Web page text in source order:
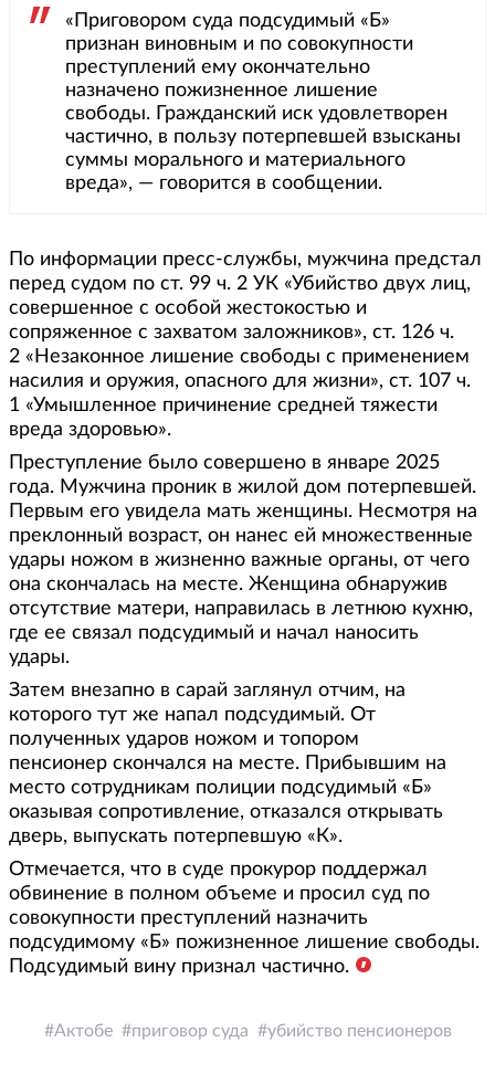
«Приговором суда подсудимый «Б»
признан виновным и по совокупности
преступлений ему окончательно
назначено пожизненное лишение
свободы. Гражданский иск удовлетворен
частично, в пользу потерпевшей взысканы
суммы морального и материального
вреда», — говорится в сообщении.
По информации пресс-службы, мужчина предстал
перед судом по ст. 99 ч. 2 УК «Убийство двух лиц,
совершенное с особой жестокостью и
сопряженное c захватом заложников», ст. 126 ч.
2 «Незаконное лишение свободы с применением
насилия и оружия, опасного для жизни», ст. 107 ч.
1 «Умышленное причинение средней тяжести
вреда здоровью».
Преступление было совершено в январе 2025
года. Мужчина проник в жилой дом потерпевшей.
Первым его увидела мать женщины. Несмотря на
преклонный возраст, он нанес ей множественные
удары ножом в жизненно важные органы, от чего
она скончалась на месте. Женщина обнаружив
отсутствие матери, направилась в летнюю кухню,
где ее связал подсудимый и начал наносить
удары.
Затем внезапно в сарай заглянул отчим, на
которого тут же напал подсудимый. От
полученных ударов ножом и топором
пенсионер скончался на месте. Прибывшим на
место сотрудникам полиции подсудимый «Б»
оказывая сопротивление, отказался открывать
дверь, выпускать потерпевшую «К».
Отмечается, что в суде прокурор поддержал
обвинение в полном объеме и просил суд по
совокупности преступлений назначить
подсудимому «Б» пожизненное лишение свободы.
Подсудимый вину признал частично.
Актобе приговор суда убийство пенсионеров